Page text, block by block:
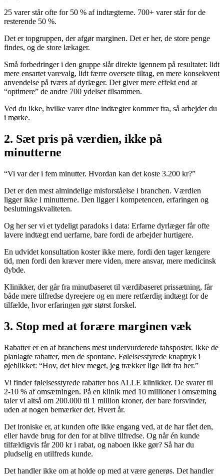
25 varer står ofte for 50 % af indtægterne. 700+ varer står for de
resterende 50 %.
Det er topgruppen, der afgør marginen. Det er her, de store penge
findes, og de store lækager.
Små forbedringer i den gruppe slår direkte igennem på resultatet: lidt
mere ensartet varevalg, lidt færre oversete tiltag, en mere konsekvent
anvendelse på tværs af dyrlæger. Det giver mere effekt end at
“optimere” de andre 700 ydelser tilsammen.
Ved du ikke, hvilke varer dine indtægter kommer fra, så arbejder du
i mørke.
2. Sæt pris på værdien, ikke på
minutterne
“Vi var der i fem minutter. Hvordan kan det koste 3.200 kr?”
Det er den mest almindelige misforståelse i branchen. Værdien
ligger ikke i minutterne. Den ligger i kompetencen, erfaringen og
beslutningskvaliteten.
Og her ser vi et tydeligt paradoks i data: Erfarne dyrlæger får ofte
lavere indtægt end uerfarne, bare fordi de arbejder hurtigere.
En udvidet konsultation koster ikke mere, fordi den tager længere
tid, men fordi den kræver mere viden, mere ansvar, mere medicinsk
dybde.
Klinikker, der går fra minutbaseret til værdibaseret prissætning, får
både mere tilfredse dyreejere og en mere retfærdig indtægt for de
tilfælde, hvor erfaringen gør størst forskel.
3. Stop med at forære marginen væk
Rabatter er en af branchens mest undervurderede tabsposter. Ikke de
planlagte rabatter, men de spontane. Følelsesstyrede knaptryk i
øjeblikket: “Hov, det blev meget, jeg trækker lige lidt fra her.”
Vi finder følelsesstyrede rabatter hos ALLE klinikker. De svarer til
2-10 % af omsætningen. På en klinik med 10 millioner i omsætning
taler vi altså om 200.000 til 1 million kroner, der bare forsvinder,
uden at nogen bemærker det. Hvert år.
Det ironiske er, at kunden ofte ikke engang ved, at de har fået den,
eller havde brug for den for at blive tilfredse. Og når én kunde
tilfældigvis får 200 kr i rabat, og naboen ikke gør? Så har du
pludselig en utilfreds kunde.
Det handler ikke om at holde op med at være generøs. Det handler